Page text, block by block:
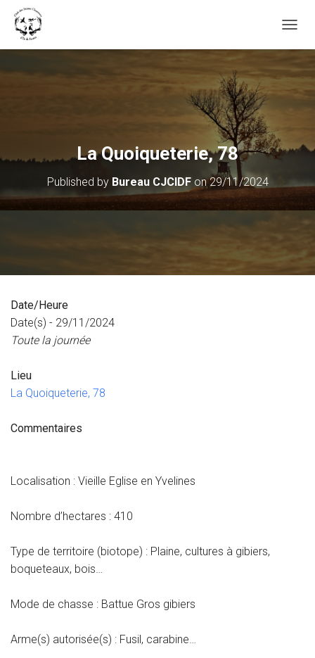
La Quoiqueterie, 78
Published by Bureau CJCIDFon29/11/2024
Date/Heure
Date(s) - 29/11/2024
Toute la journée
Lieu
La Quoiqueterie, 78
Commentaires
Localisation : Vieille Eglise en Yvelines
Nombre d’hectares : 410
Type de territoire (biotope) : Plaine, cultures à gibiers,
boqueteaux, bois…
Mode de chasse : Battue Gros gibiers
Arme(s) autorisée(s) : Fusil, carabine…